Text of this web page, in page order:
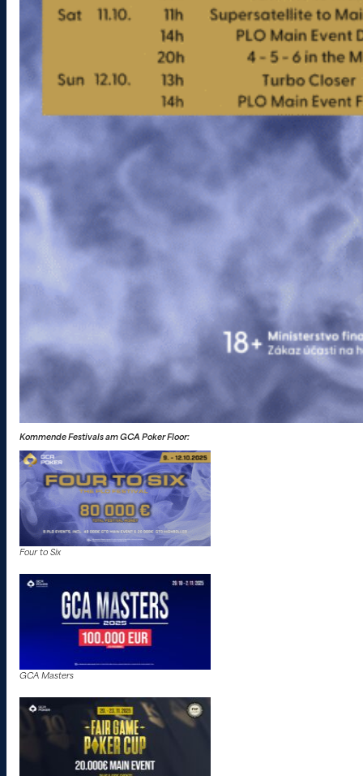
Kommende Festivals am GCA Poker Floor:
Four to Six
GCA Masters